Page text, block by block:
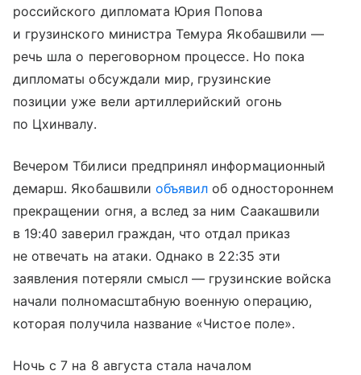
российского дипломата Юрия Попова
и грузинского министра Темура Якобашвили —
речь шла о переговорном процессе. Но пока
дипломаты обсуждали мир, грузинские
позиции уже вели артиллерийский огонь
по Цхинвалу.
Вечером Тбилиси предпринял информационный
демарш. Якобашвили объявил об одностороннем
прекращении огня, а вслед за ним Саакашвили
в 19:40 заверил граждан, что отдал приказ
не отвечать на атаки. Однако в 22:35 эти
заявления потеряли смысл — грузинские войска
начали полномасштабную военную операцию,
которая получила название «Чистое поле».
Ночь с 7 на 8 августа стала началом